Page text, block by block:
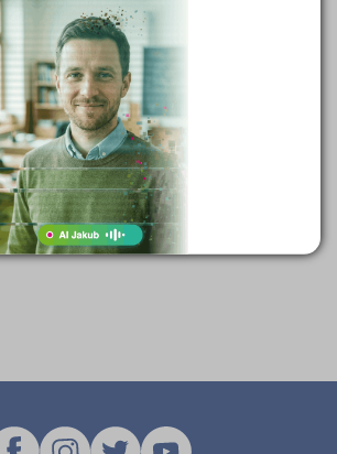
a účelnost
zdravotní způsobilost a tzv. účelnost, což ve
daného kurzu uchazeči o zaměstnání
nové zaměstnání. Ten ho navíc musí dokončit.
důvodů (zdravotní, rodinné, stěhování
zaplatit. Více informací o rekvalifikačních
práce najdete na odkazu